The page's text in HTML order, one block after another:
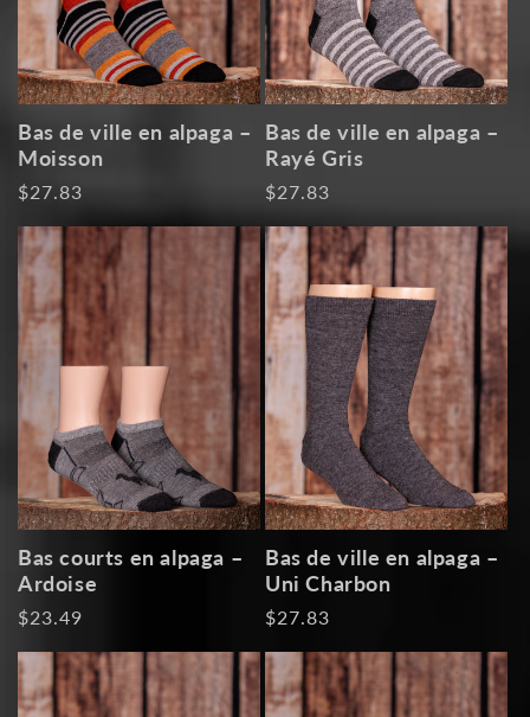
Bas de ville en alpaga –
Moisson
Prix
$27.83
Bas de ville en alpaga –
Rayé Gris
Prix
$27.83
Bas courts en alpaga –
Ardoise
Prix
$23.49
Bas de ville en alpaga –
Uni Charbon
Prix
$27.83